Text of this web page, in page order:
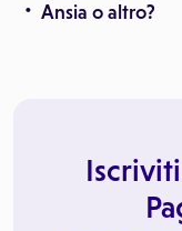
Ansia o altro?